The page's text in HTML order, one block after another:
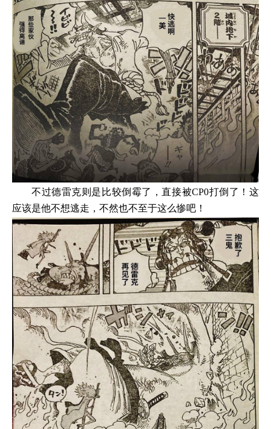
不过德雷克则是比较倒霉了，直接被CP0打倒了！这
应该是他不想逃走，不然也不至于这么惨吧！